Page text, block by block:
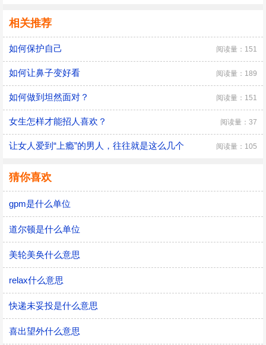
相关推荐
如何保护自己 阅读量：151
如何让鼻子变好看 阅读量：189
如何做到坦然面对？ 阅读量：151
女生怎样才能招人喜欢？ 阅读量：37
让女人爱到“上瘾”的男人，往往就是这么几个 阅读量：105
猜你喜欢
gpm是什么单位
道尔顿是什么单位
美轮美奂什么意思
relax什么意思
快递未妥投是什么意思
喜出望外什么意思